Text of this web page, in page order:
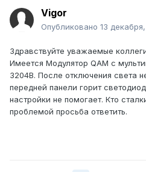
Vigor
Опубликовано 13
Здравствуйте уважаемые
Имеется Модулятор QAM с
3204B. После отключения света
передней панели горит
настройки не помогает. Кто
проблемой просьба ответить.